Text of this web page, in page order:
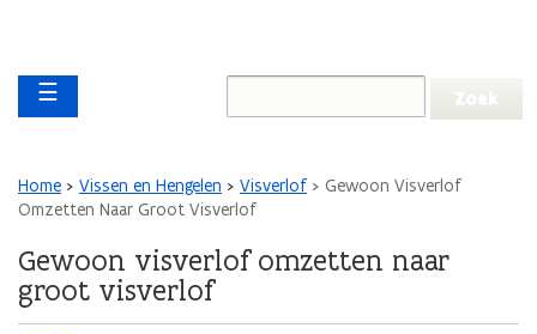
gaan
Main navigation
☰
Kruimelpad
Home Vissen en Hengelen Visverlof
Gewoon Visverlof
Omzetten Naar Groot Visverlof
Gewoon visverlof omzetten naar
groot visverlof